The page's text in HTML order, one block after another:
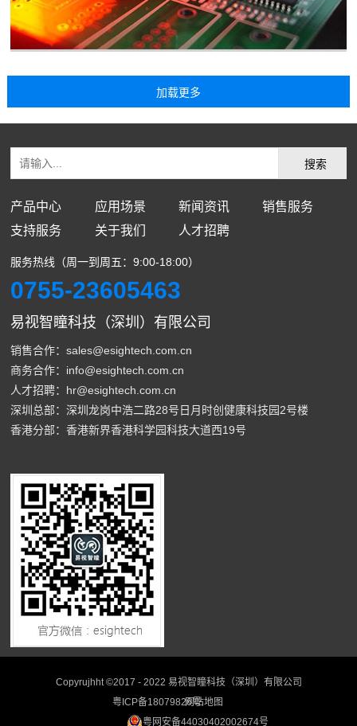
产品中心 应用场景 新闻资讯
销售服务
支持服务
关于我们 人才招聘
服务热线（周一到周五：9:00-18:00）
0755-23605463
易视智瞳科技（深圳）有限公司
销售合作：sales@esightech.com.cn
商务合作：info@esightech.com.cn
人才招聘：hr@esightech.com.cn
深圳总部：深圳龙岗中浩二路28号日月时创健康科技园2号楼
香港分部：香港新界香港科学园科技大道西19号
Copyrujhht ©2017 - 2022 易视智瞳科技（深圳）有限公司
粤ICP备18079826号网站地图
粤网安备44030402002674号